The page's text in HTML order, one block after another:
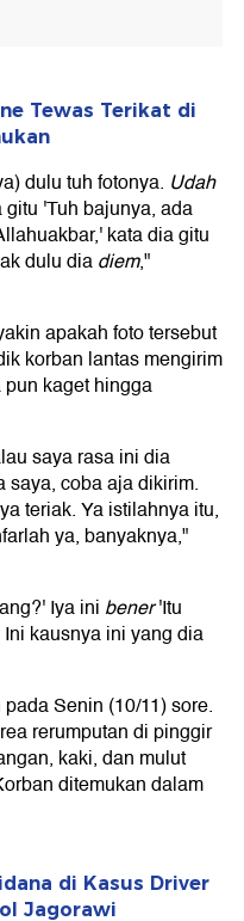
Tewas Terikat di
dulu tuh fotonya. Udah
'Tuh bajunya, ada
kata dia gitu
dulu diadiem,"
apakah foto tersebut
korban lantas mengirim
kaget hingga
saya rasa ini dia
saya, coba aja dikirim.
teriak. Ya istilahnya itu,
ya, banyaknya,"
Iya ini bener'Itu
Ini kausnya ini yang dia
Senin (10/11) sore.
rerumputan di pinggir
kaki, dan mulut
ditemukan dalam
di Kasus Driver
Jagorawi